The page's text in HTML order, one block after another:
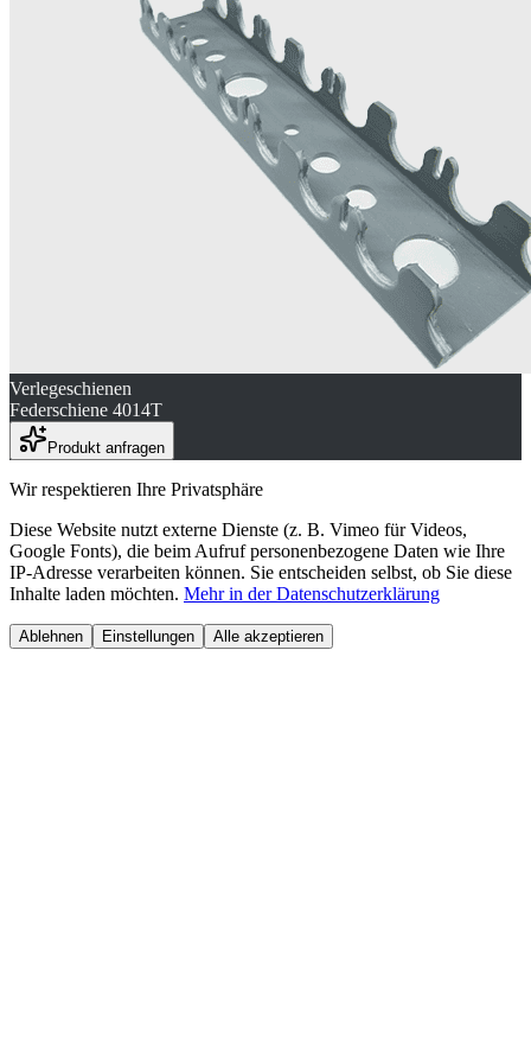
Verlegeschienen
Federschiene 4014T
Produkt anfragen
Wir respektieren Ihre Privatsphäre
Diese Website nutzt externe Dienste (z. B. Vimeo für Videos,
Google Fonts), die beim Aufruf personenbezogene Daten wie Ihre
IP-Adresse verarbeiten können. Sie entscheiden selbst, ob Sie diese
Inhalte laden möchten. Mehr in der Datenschutzerklärung
Ablehnen Einstellungen Alle akzeptieren